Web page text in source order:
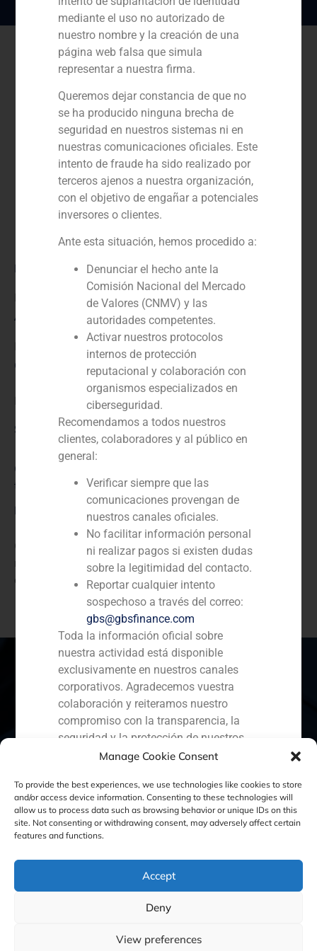
Manage Cookie Consent
To provide the best experiences, we use technologies like cookies to store
and/or access device information. Consenting to these technologies will
allow us to process data such as browsing behavior or unique IDs on this
site. Not consenting or withdrawing consent, may adversely affect certain
features and functions.
Accept
Deny
View preferences
Rol:
Financial advisor
Año:
Cliente:
Hotel Palacio Casa de Carmona
Servicio / Sector
Consumo minorista y ocio (hoteles, restaurantes,
turismo)
Corporate Finance
Descripción
GBS Finance actuó como asesor financiero en la
reestructuración de la deuda del Hotel Palacio Casa
de Carmona.
España Portugal Colombia
Ecuador Perú Chile China
Política de Cookies Política de Privacidad
Aviso Legal
GBS Finance ©2023
mediante el uso no autorizado de
nuestro nombre y la creación de una
página web falsa que simula
representar a nuestra firma.
Queremos dejar constancia de que no
se ha producido ninguna brecha de
seguridad en nuestros sistemas ni en
nuestras comunicaciones oficiales. Este
intento de fraude ha sido realizado por
terceros ajenos a nuestra organización,
con el objetivo de engañar a potenciales
inversores o clientes.
Ante esta situación, hemos procedido a:
Denunciar el hecho ante la
Comisión Nacional del Mercado
de Valores (CNMV) y las
autoridades competentes.
Activar nuestros protocolos
internos de protección
reputacional y colaboración con
organismos especializados en
ciberseguridad.
Recomendamos a todos nuestros
clientes, colaboradores y al público en
general:
Verificar siempre que las
comunicaciones provengan de
nuestros canales oficiales.
No facilitar información personal
ni realizar pagos si existen dudas
sobre la legitimidad del contacto.
Reportar cualquier intento
sospechoso a través del correo:
gbs@gbsfinance.com
Toda la información oficial sobre
nuestra actividad está disponible
exclusivamente en nuestros canales
corporativos. Agradecemos vuestra
colaboración y reiteramos nuestro
compromiso con la transparencia, la
seguridad y la protección de nuestros
Capital Markets AV SA
GBS Finance